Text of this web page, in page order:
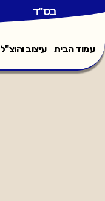
בס"ד
עמוד הבית עיצוב והוצ"ל